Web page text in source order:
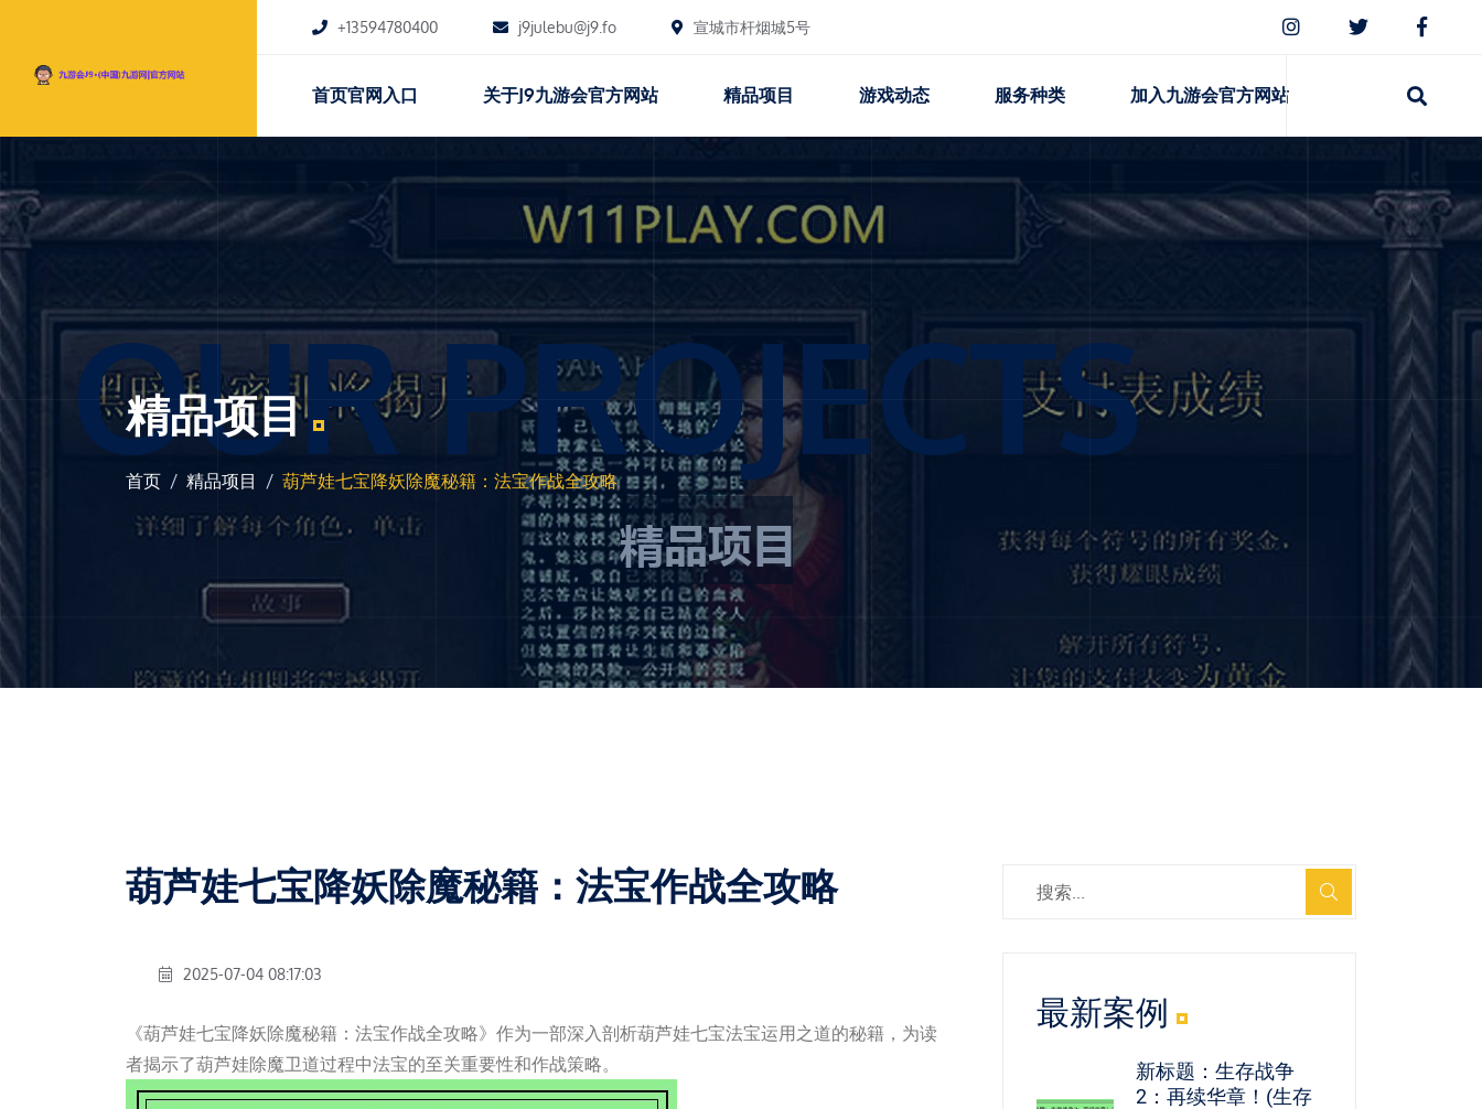
+13594780400 j9julebu@j9.fo 宣城市杆烟城5号
首页官网入口 关于j9九游会官方网站 精品项目 游戏动态 服务种类 加入九游会官方网站
OUR PROJECTS
精品项目
首页 精品项目 葫芦娃七宝降妖除魔秘籍：法宝作战全攻略
葫芦娃七宝降妖除魔秘籍：法宝作战全攻略
2025-07-04 08:17:03
《葫芦娃七宝降妖除魔秘籍：法宝作战全攻略》作为一部深入剖析葫芦娃七宝法宝运用之道的秘籍，为读
者揭示了葫芦娃除魔卫道过程中法宝的至关重要性和作战策略。
最新案例
新标题：生存战争
2：再续华章！(生存